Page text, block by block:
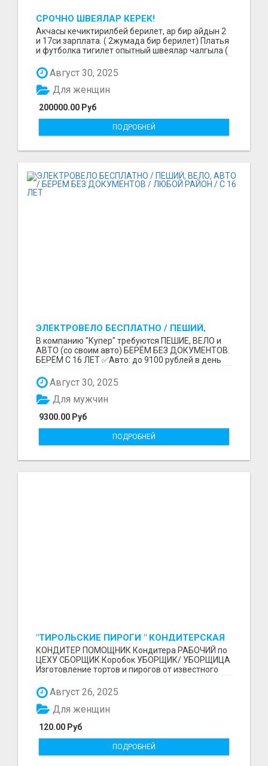
СРОЧНО ШВЕЯЛАР КЕРЕК!
Акчасы кечиктирилбей берилет, ар бир айдын 2
и 17си зарплата. ( 2жумада бир берилет) Платья
и футболка тигилет опытный швеялар чалгыла (
Август 30, 2025
200000.00 Руб
Для женщин
ПОДРОБНЕЙ
ЭЛЕКТРОВЕЛО БЕСПЛАТНО / ПЕШИЙ,
ВЕЛО, АВТО / БЕРЕМ БЕЗ ДОКУМЕНТОВ /
ЛЮБОЙ РАЙОН / С 16 ЛЕТ
В компанию "Купер" требуются ПЕШИЕ, ВЕЛО и
АВТО (со своим авто) БЕРЁМ БЕЗ ДОКУМЕНТОВ.
БЕРЁМ С 16 ЛЕТ ✅Авто: до 9100 рублей в день
Август 30, 2025
9300.00 Руб
Для мужчин
ПОДРОБНЕЙ
"ТИРОЛЬСКИЕ ПИРОГИ " КОНДИТЕРСКАЯ
ФАБРИКА "КРУГ "
КОНДИТЕР ПОМОЩНИК Кондитера РАБОЧИЙ по
ЦЕХУ СБОРЩИК Коробок УБОРЩИК/ УБОРЩИЦА
Изготовление тортов и пирогов от известного
Август 26, 2025
120.00 Руб
Для женщин
ПОДРОБНЕЙ